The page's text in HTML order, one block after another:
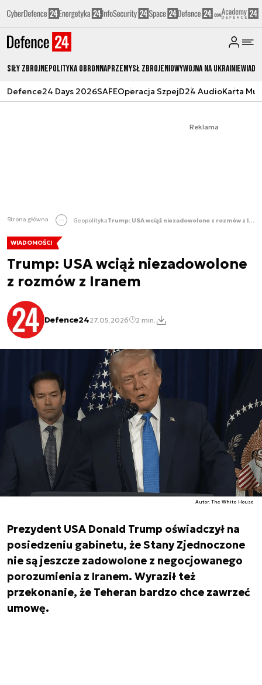
Siły zbrojnePolityka obronnaPrzemysł ZbrojeniowyWojna na Ukrainie
Defence24 Days 2026SAFEOperacja SzpejD24 AudioKarta
Reklama
Strona główna Geopolityka Trump: USA wciąż niezadowolone z rozmów z Iranem
WIADOMOŚCI
Trump: USA wciąż niezadowolone
z rozmów z Iranem
Defence2427.05.2026 2 min.
Autor. The White House
Prezydent USA Donald Trump oświadczył na
posiedzeniu gabinetu, że Stany Zjednoczone
nie są jeszcze zadowolone z negocjowanego
porozumienia z Iranem. Wyraził też
przekonanie, że Teheran bardzo chce zawrzeć
umowę.